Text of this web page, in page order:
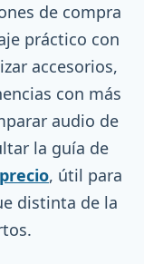
de compra
práctico con
accesorios,
con más
audio de
la guía de
, útil para
distinta de la